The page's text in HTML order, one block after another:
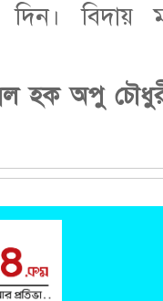
বিদায়
হক অপু